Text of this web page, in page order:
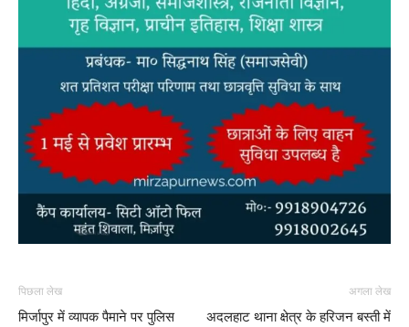
पिछला लेख
मिर्जापुर में व्यापक पैमाने पर पुलिस
अगला लेख
अदलहाट थाना क्षेत्र के हरिजन बस्ती में